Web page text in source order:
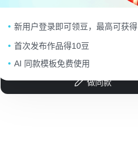
效果
1qalnybmom1...
做同款
新用户登录即可领豆，最高可获得
首次发布作品得10豆
AI 同款模板免费使用